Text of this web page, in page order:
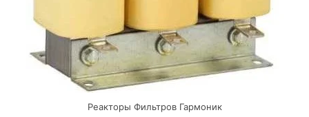
Реакторы Фильтров Гармоник